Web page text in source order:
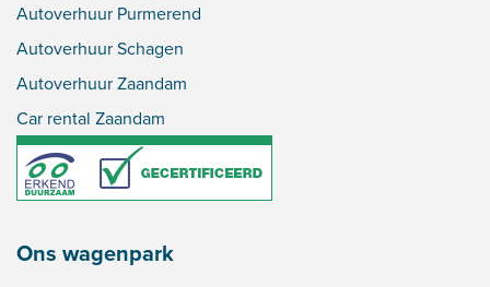
Autoverhuur Purmerend
Autoverhuur Schagen
Autoverhuur Zaandam
Car rental Zaandam
Ons wagenpark